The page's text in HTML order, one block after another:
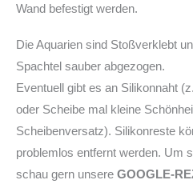
Wand befestigt werden.
Die Aquarien sind Stoßverklebt
Spachtel sauber abgezogen.
Eventuell gibt es an Silikonnaht
oder Scheibe mal kleine
Scheibenversatz). Silikonreste
problemlos entfernt werden. Um
schau gern unsere GOOGLE-